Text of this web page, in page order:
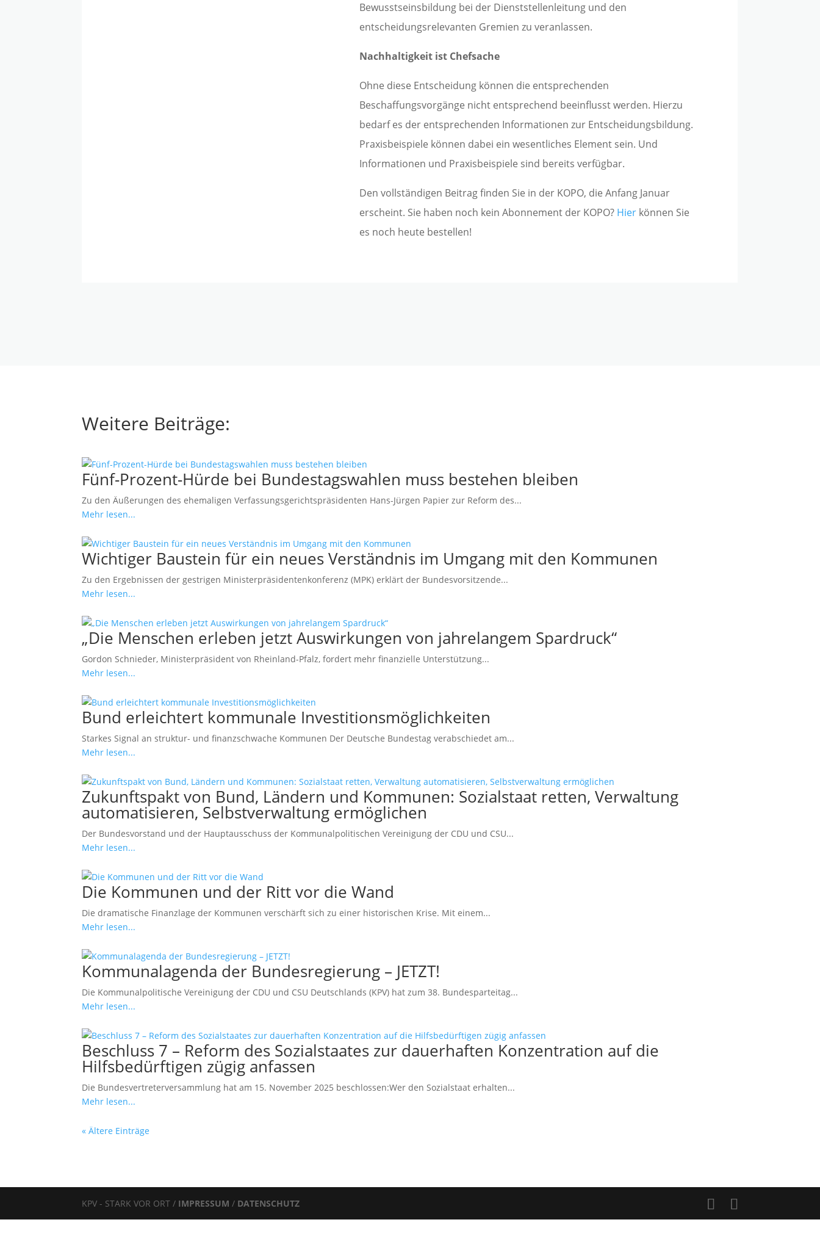
Bewusstseinsbildung bei der Dienststellenleitung und den
entscheidungsrelevanten Gremien zu veranlassen.
Nachhaltigkeit ist Chefsache
Ohne diese Entscheidung können die entsprechenden
Beschaffungsvorgänge nicht entsprechend beeinflusst werden. Hierzu
bedarf es der entsprechenden Informationen zur Entscheidungsbildung.
Praxisbeispiele können dabei ein wesentliches Element sein. Und
Informationen und Praxisbeispiele sind bereits verfügbar.
Den vollständigen Beitrag finden Sie in der KOPO, die Anfang Januar
erscheint. Sie haben noch kein Abonnement der KOPO? Hierkönnen Sie
es noch heute bestellen!
Weitere Beiträge:
Fünf-Prozent-Hürde bei Bundestagswahlen muss bestehen bleiben
Zu den Äußerungen des ehemaligen Verfassungsgerichtspräsidenten Hans-Jürgen Papier zur Reform des...
Mehr lesen...
Wichtiger Baustein für ein neues Verständnis im Umgang mit den Kommunen
Zu den Ergebnissen der gestrigen Ministerpräsidentenkonferenz (MPK) erklärt der Bundesvorsitzende...
Mehr lesen...
„Die Menschen erleben jetzt Auswirkungen von jahrelangem Spardruck“
Gordon Schnieder, Ministerpräsident von Rheinland-Pfalz, fordert mehr finanzielle Unterstützung...
Mehr lesen...
Bund erleichtert kommunale Investitionsmöglichkeiten
Starkes Signal an struktur- und finanzschwache Kommunen Der Deutsche Bundestag verabschiedet am...
Mehr lesen...
Zukunftspakt von Bund, Ländern und Kommunen: Sozialstaat retten, Verwaltung
automatisieren, Selbstverwaltung ermöglichen
Der Bundesvorstand und der Hauptausschuss der Kommunalpolitischen Vereinigung der CDU und CSU...
Mehr lesen...
Die Kommunen und der Ritt vor die Wand
Die dramatische Finanzlage der Kommunen verschärft sich zu einer historischen Krise. Mit einem...
Mehr lesen...
Kommunalagenda der Bundesregierung – JETZT!
Die Kommunalpolitische Vereinigung der CDU und CSU Deutschlands (KPV) hat zum 38. Bundesparteitag...
Mehr lesen...
Beschluss 7 – Reform des Sozialstaates zur dauerhaften Konzentration auf die
Hilfsbedürftigen zügig anfassen
Die Bundesvertreterversammlung hat am 15. November 2025 beschlossen:Wer den Sozialstaat erhalten...
Mehr lesen...
« Ältere Einträge
KPV - STARK VOR ORT / IMPRESSUM/ DATENSCHUTZ